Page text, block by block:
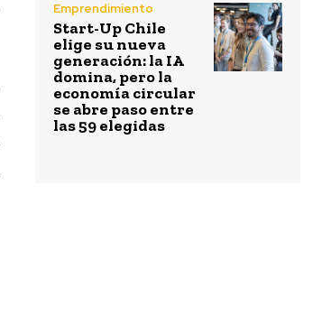
Emprendimiento
Start-Up Chile
elige su nueva
generación: la IA
domina, pero la
economía circular
se abre paso entre
las 59 elegidas